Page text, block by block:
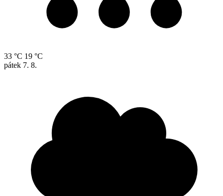
33 °C 19 °C
pátek 7. 8.